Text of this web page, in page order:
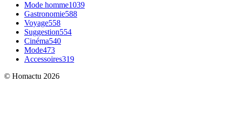
Mode homme1039
Gastronomie588
Voyage558
Suggestion554
Cinéma540
Mode473
Accessoires319
© Homactu 2026